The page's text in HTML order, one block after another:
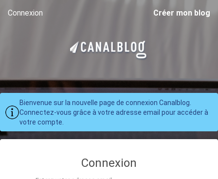
Connexion Créer mon blog
Bienvenue sur la nouvelle page de connexion Canalblog.
Connectez-vous grâce à votre adresse email pour accéder à
votre compte.
Connexion